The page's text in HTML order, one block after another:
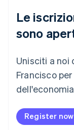
Le
sono
Unisciti a noi
Francisco
Register now
Croazia
Italiano
Danimarca
Emirati
Estonia
English
EnglishSvenska
Francia